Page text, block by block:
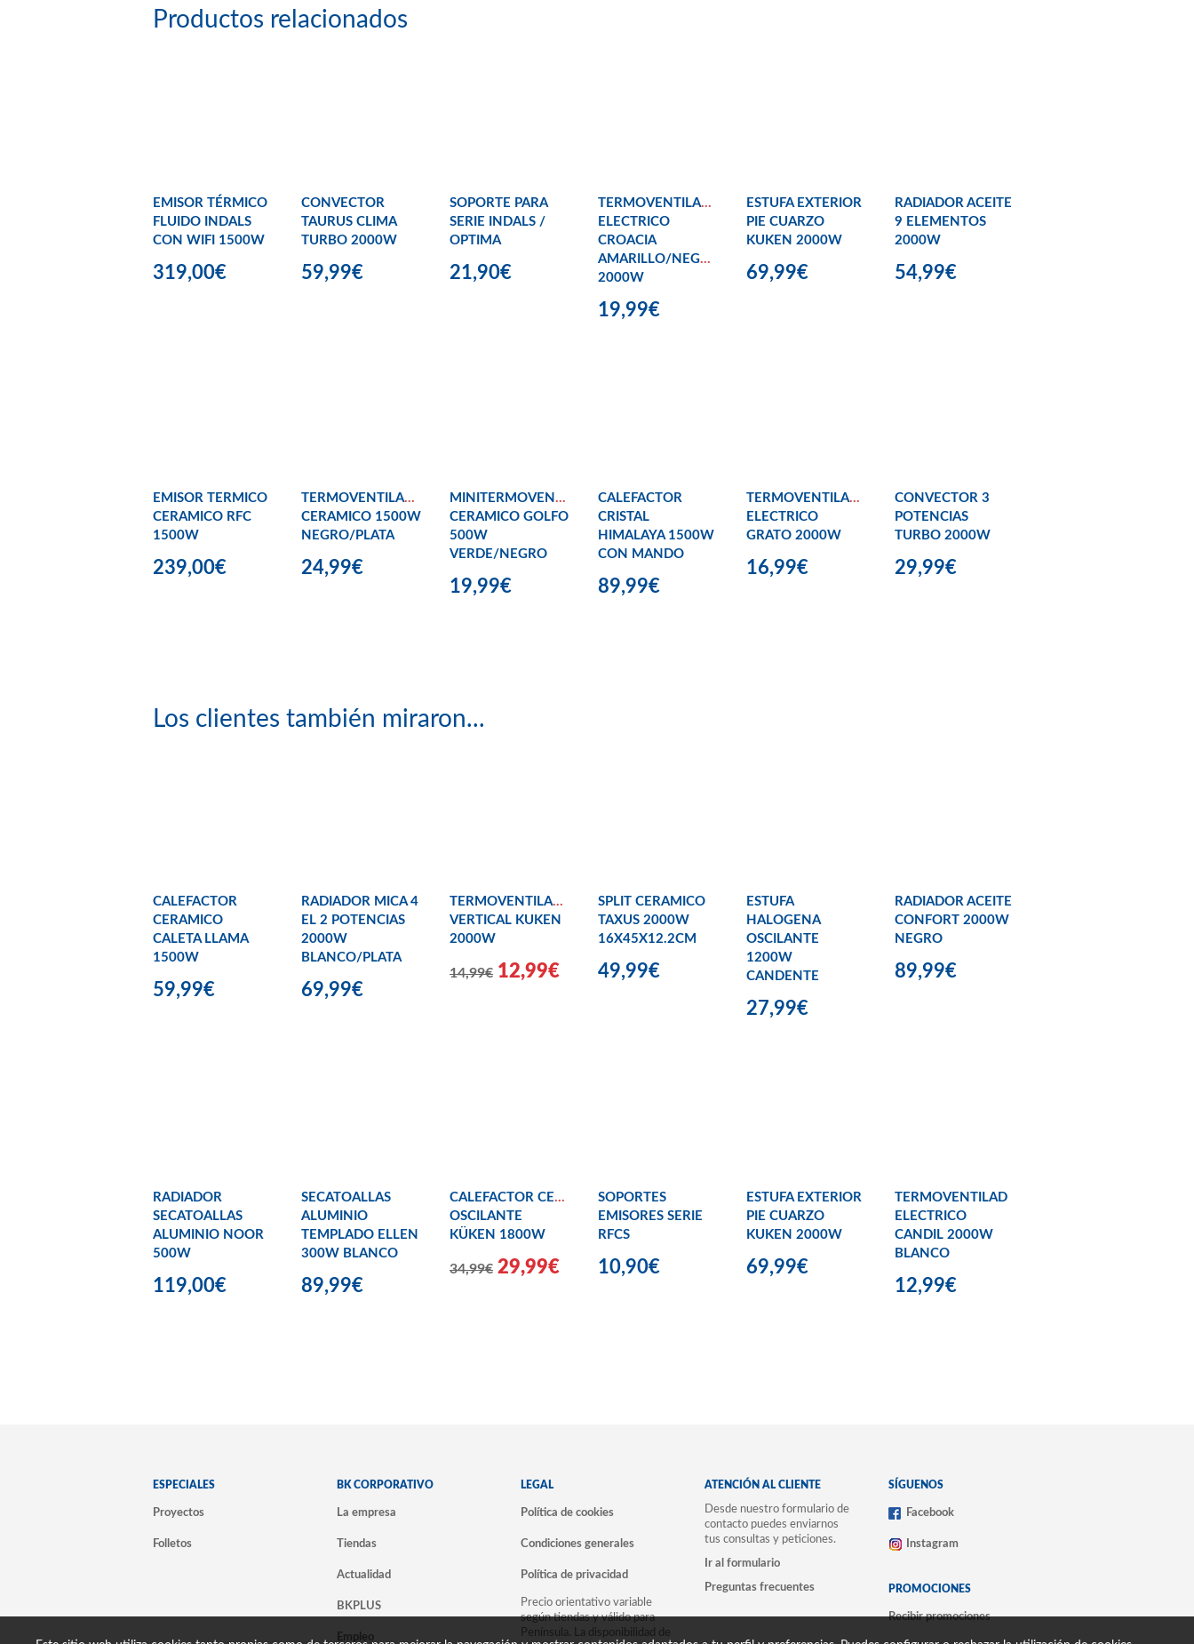
Productos relacionados
EMISOR TÉRMICO
FLUIDO INDALS
CON WIFI 1500W
319,00€
CONVECTOR
TAURUS CLIMA
TURBO 2000W
59,99€
SOPORTE PARA
SERIE INDALS /
OPTIMA
21,90€
TERMOVENTILADOR
ELECTRICO
CROACIA
AMARILLO/NEGRO
2000W
19,99€
ESTUFA EXTERIOR
PIE CUARZO
KUKEN 2000W
69,99€
RADIADOR ACEITE
9 ELEMENTOS
2000W
54,99€
EMISOR TERMICO
CERAMICO RFC
1500W
239,00€
TERMOVENTILADOR
CERAMICO 1500W
NEGRO/PLATA
24,99€
MINITERMOVENTILADOR
CERAMICO GOLFO
500W
VERDE/NEGRO
19,99€
CALEFACTOR
CRISTAL
HIMALAYA 1500W
CON MANDO
89,99€
TERMOVENTILADOR
ELECTRICO
GRATO 2000W
16,99€
CONVECTOR 3
POTENCIAS
TURBO 2000W
29,99€
Los clientes también miraron...
CALEFACTOR
CERAMICO
CALETA LLAMA
1500W
59,99€
RADIADOR MICA 4
EL 2 POTENCIAS
2000W
BLANCO/PLATA
69,99€
TERMOVENTILADOR
VERTICAL KUKEN
2000W
14,99€ 12,99€
SPLIT CERAMICO
TAXUS 2000W
16X45X12.2CM
49,99€
ESTUFA
HALOGENA
OSCILANTE
1200W
CANDENTE
27,99€
RADIADOR ACEITE
CONFORT 2000W
NEGRO
89,99€
RADIADOR
SECATOALLAS
ALUMINIO NOOR
500W
119,00€
SECATOALLAS
ALUMINIO
TEMPLADO ELLEN
300W BLANCO
89,99€
CALEFACTOR CERÁMICO
OSCILANTE
KÜKEN 1800W
34,99€ 29,99€
SOPORTES
EMISORES SERIE
RFCS
10,90€
ESTUFA EXTERIOR
PIE CUARZO
KUKEN 2000W
69,99€
TERMOVENTILAD
ELECTRICO
CANDIL 2000W
BLANCO
12,99€
ESPECIALES
Proyectos
Folletos
BK CORPORATIVO
La empresa
Tiendas
Actualidad
BKPLUS
Empleo
LEGAL
Política de cookies
Condiciones generales
Política de privacidad
Precio orientativo variable
según tiendas y válido para
Península. La disponibilidad de
ATENCIÓN AL CLIENTE
Desde nuestro formulario de
contacto puedes enviarnos
tus consultas y peticiones.
Ir al formulario
Preguntas frecuentes
SÍGUENOS
Facebook
Instagram
PROMOCIONES
Recibir promociones